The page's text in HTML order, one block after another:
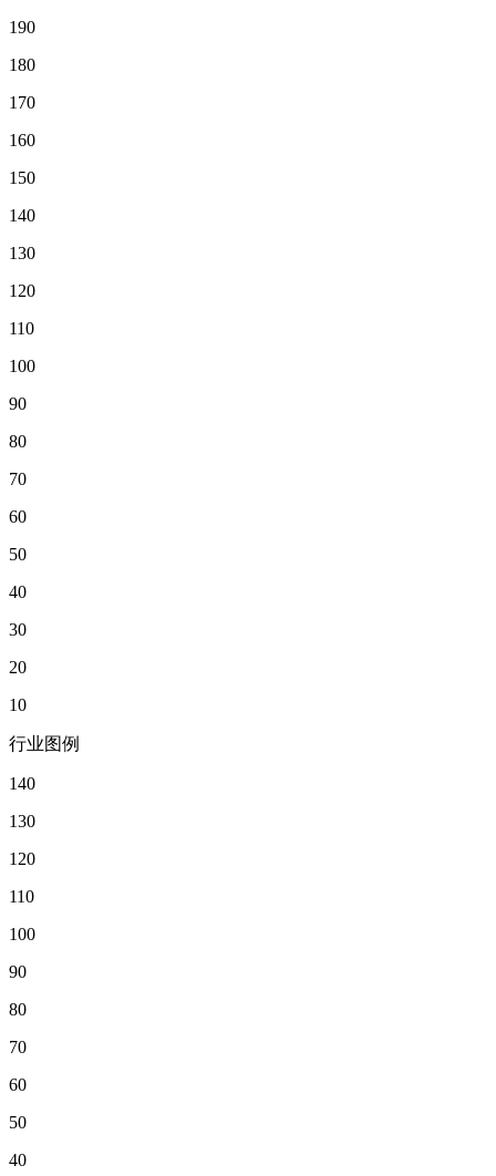
190
180
170
160
150
140
130
120
110
100
90
80
70
60
50
40
30
20
10
行业图例
140
130
120
110
100
90
80
70
60
50
40